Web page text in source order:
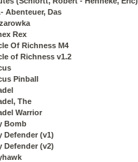
Abenteuer, Das
Rex
Of Richness M4
of Richness v1.2
Pinball
The
Warrior
Bomb
Defender (v1)
Defender (v2)